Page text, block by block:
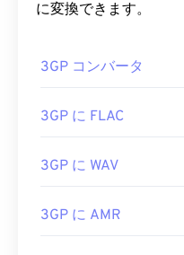
に変換できます。
3GP コンバータ
3GP に FLAC
3GP に WAV
3GP に AMR